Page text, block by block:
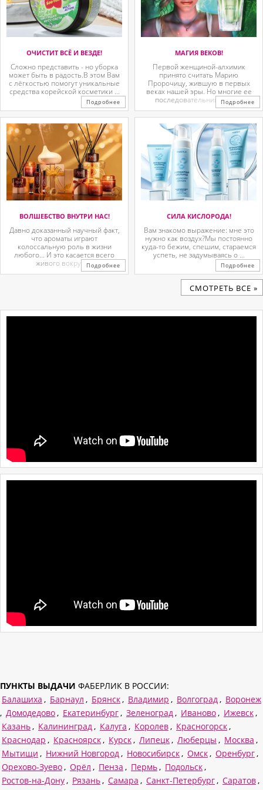
ОЧИСТИТ ВСЁ И ВЕЗДЕ!
Сложно представить - но уборка
может быть в радость.В этом Вам
с лёгкостью помогут уникальные
средства корейской косметики ...
Подробнее
МАГИЯ ВЕКОВ!
Первой женщиной-алхимик
принято считать Марию
Пророчицу, жившую в первых
веках нашей эры. Но многие ее
последовательницы так ...
Подробнее
ВОЛШЕБСТВО ВНУТРИ НАС!
Давно доказанный научный факт,
что ароматы играют
колоссальную роль в жизни
любого… И это касается всего
живого вокруг. ...Подробнее
СИЛА КИСЛОРОДА!
Вам знакомо выражение: мне это
нужно как воздух?Мы постоянно
куда-то бежим, спешим, стараемся
успеть, не задумываясь о ...
Подробнее
CМОТРЕТЬ ВСЕ »
ПУНКТЫ ВЫДАЧИ ФАБЕРЛИК В РОССИИ:
Балашиха , Барнаул , Брянск , Владимир , Волгоград , Воронеж
, Домодедово , Екатеринбург , Зеленоград , Иваново , Ижевск ,
Казань , Калининград , Калуга , Королев , Красногорск ,
Краснодар , Красноярск , Курск , Липецк , Люберцы , Москва ,
Мытищи , Нижний Новгород , Новосибирск , Омск , Оренбург ,
Орехово-Зуево , Орёл , Пенза , Пермь , Подольск ,
Ростов-на-Дону , Рязань , Самара , Санкт-Петербург , Саратов ,